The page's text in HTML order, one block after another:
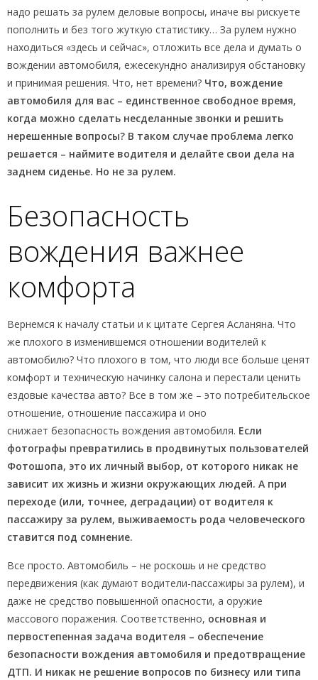
надо решать за рулем деловые вопросы, иначе вы рискуете
пополнить и без того жуткую статистику… За рулем нужно
находиться «здесь и сейчас», отложить все дела и думать о
вождении автомобиля, ежесекундно анализируя обстановку
и принимая решения. Что, нет времени? Что, вождение
автомобиля для вас – единственное свободное время,
когда можно сделать несделанные звонки и решить
нерешенные вопросы? В таком случае проблема легко
решается – наймите водителя и делайте свои дела на
заднем сиденье. Но не за рулем.
Безопасность
вождения важнее
комфорта
Вернемся к началу статьи и к цитате Сергея Асланяна. Что
же плохого в изменившемся отношении водителей к
автомобилю? Что плохого в том, что люди все больше ценят
комфорт и техническую начинку салона и перестали ценить
ездовые качества авто? Все в том же – это потребительское
отношение, отношение пассажира и оно
снижает безопасность вождения автомобиля. Если
фотографы превратились в продвинутых пользователей
Фотошопа, это их личный выбор, от которого никак не
зависит их жизнь и жизни окружающих людей. А при
переходе (или, точнее, деградации) от водителя к
пассажиру за рулем, выживаемость рода человеческого
ставится под сомнение.
Все просто. Автомобиль – не роскошь и не средство
передвижения (как думают водители-пассажиры за рулем), и
даже не средство повышенной опасности, а оружие
массового поражения. Соответственно, основная и
первостепенная задача водителя – обеспечение
безопасности вождения автомобиля и предотвращение
ДТП. И никак не решение вопросов по бизнесу или типа